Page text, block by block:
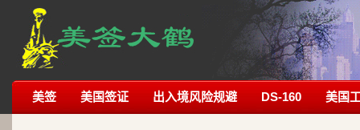
美签 美国签证 出入境风险规避 DS-160 美国